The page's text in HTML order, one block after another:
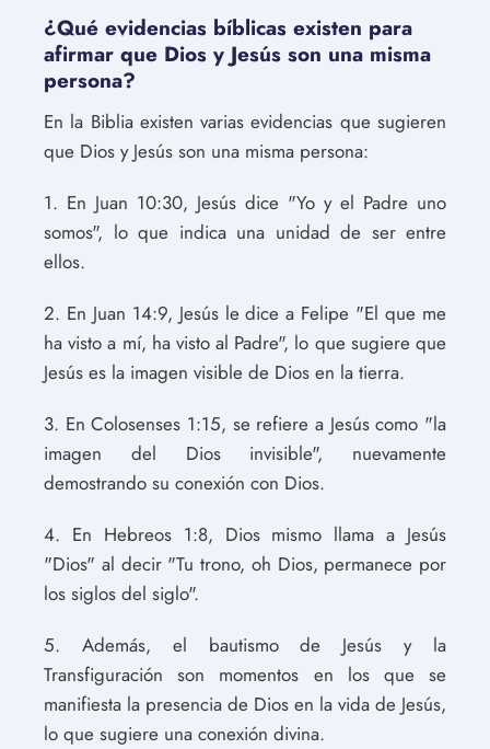
¿Qué evidencias bíblicas existen para
afirmar que Dios y Jesús son una misma
persona?
En la Biblia existen varias evidencias que sugieren
que Dios y Jesús son una misma persona:
1. En Juan 10:30, Jesús dice "Yo y el Padre uno
somos", lo que indica una unidad de ser entre
ellos.
2. En Juan 14:9, Jesús le dice a Felipe "El que me
ha visto a mí, ha visto al Padre", lo que sugiere que
Jesús es la imagen visible de Dios en la tierra.
3. En Colosenses 1:15, se refiere a Jesús como "la
imagen del Dios invisible", nuevamente
demostrando su conexión con Dios.
4. En Hebreos 1:8, Dios mismo llama a Jesús
"Dios" al decir "Tu trono, oh Dios, permanece por
los siglos del siglo".
5. Además, el bautismo de Jesús y la
Transfiguración son momentos en los que se
manifiesta la presencia de Dios en la vida de Jesús,
lo que sugiere una conexión divina.